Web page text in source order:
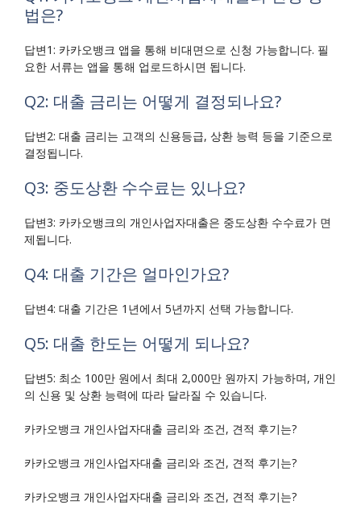
법은?
답변1: 카카오뱅크 앱을 통해 비대면으로 신청 가능합니다. 필
요한 서류는 앱을 통해 업로드하시면 됩니다.
Q2: 대출 금리는 어떻게 결정되나요?
답변2: 대출 금리는 고객의 신용등급, 상환 능력 등을 기준으로
결정됩니다.
Q3: 중도상환 수수료는 있나요?
답변3: 카카오뱅크의 개인사업자대출은 중도상환 수수료가 면
제됩니다.
Q4: 대출 기간은 얼마인가요?
답변4: 대출 기간은 1년에서 5년까지 선택 가능합니다.
Q5: 대출 한도는 어떻게 되나요?
답변5: 최소 100만 원에서 최대 2,000만 원까지 가능하며, 개인
의 신용 및 상환 능력에 따라 달라질 수 있습니다.
카카오뱅크 개인사업자대출 금리와 조건, 견적 후기는?
카카오뱅크 개인사업자대출 금리와 조건, 견적 후기는?
카카오뱅크 개인사업자대출 금리와 조건, 견적 후기는?